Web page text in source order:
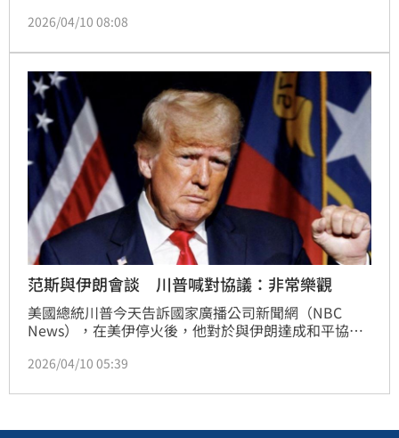
明，強調將為父親哈米尼（Ali Khamenei）及戰爭中
與撫卹金，同時更宣布，伊朗對荷莫茲海峽的管控將進
入「新階段」。
2026/04/10 08:08
范斯與伊朗會談 川普喊對協議：非常樂觀
美國總統川普今天告訴國家廣播公司新聞網（NBC
News），在美伊停火後，他對於與伊朗達成和平協議
擊行動。
2026/04/10 05:39